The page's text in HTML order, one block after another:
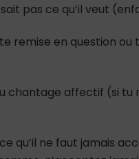
pas ce qu’il veut
remise en question ou
chantage affectif (si tu
qu’il ne faut jamais